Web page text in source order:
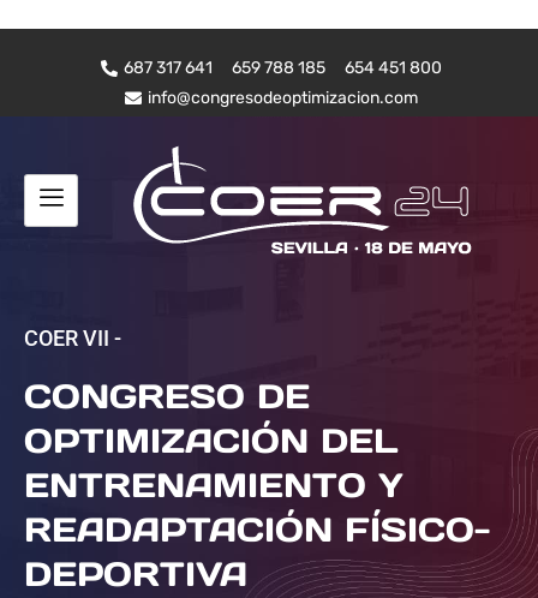
687 317 641 659 788 185
654 451 800
info@congresodeoptimizacion.com
COER VII -
CONGRESO DE
OPTIMIZACIÓN DEL
ENTRENAMIENTO Y
READAPTACIÓN FÍSICO-
DEPORTIVA